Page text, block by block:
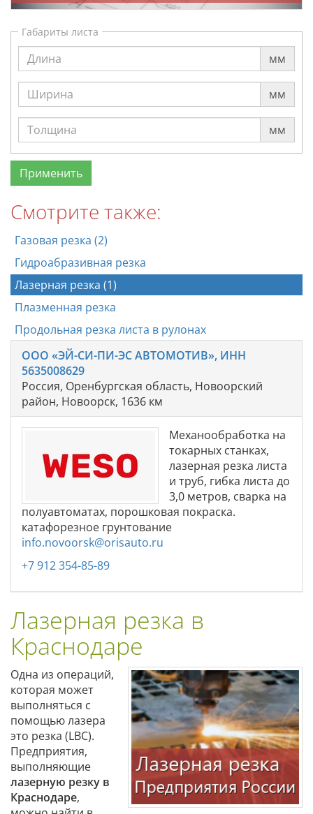
Габариты листа
мм
мм
мм
Смотрите также:
Газовая резка (2)
Гидроабразивная резка
Лазерная резка (1)
Плазменная резка
Продольная резка листа в рулонах
ООО «ЭЙ-СИ-ПИ-ЭС АВТОМОТИВ», ИНН
5635008629
Россия, Оренбургская область, Новоорский
район, Новоорск, 1636 км
Механообработка на
токарных станках,
лазерная резка листа
и труб, гибка листа до
3,0 метров, сварка на
полуавтоматах, порошковая покраска.
катафорезное грунтование
info.novoorsk@orisauto.ru
+7 912 354-85-89
Лазерная резка в
Краснодаре
Одна из операций,
которая может
выполняться с
помощью лазера
это резка (LBC).
Предприятия,
выполняющие
лазерную резку в
Краснодаре,